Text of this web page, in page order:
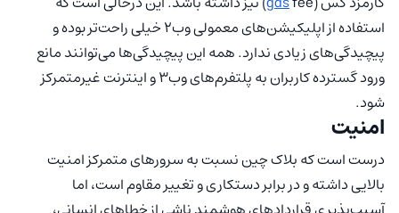
استفاده از اپلیکیشن‌های معمولی وب۲ خیلی راحت‌تر بوده و
پیچیدگی‌های زیادی ندارد. همه این پیچیدگی‌ها می‌توانند مانع
ورود گسترده کاربران به پلتفرم‌های وب۳ و اینترنت غیرمتمرکز
شود.
امنیت
درست است که بلاک چین نسبت به سرورهای متمرکز امنیت
بالایی داشته و در برابر دستکاری و تغییر مقاوم است، اما